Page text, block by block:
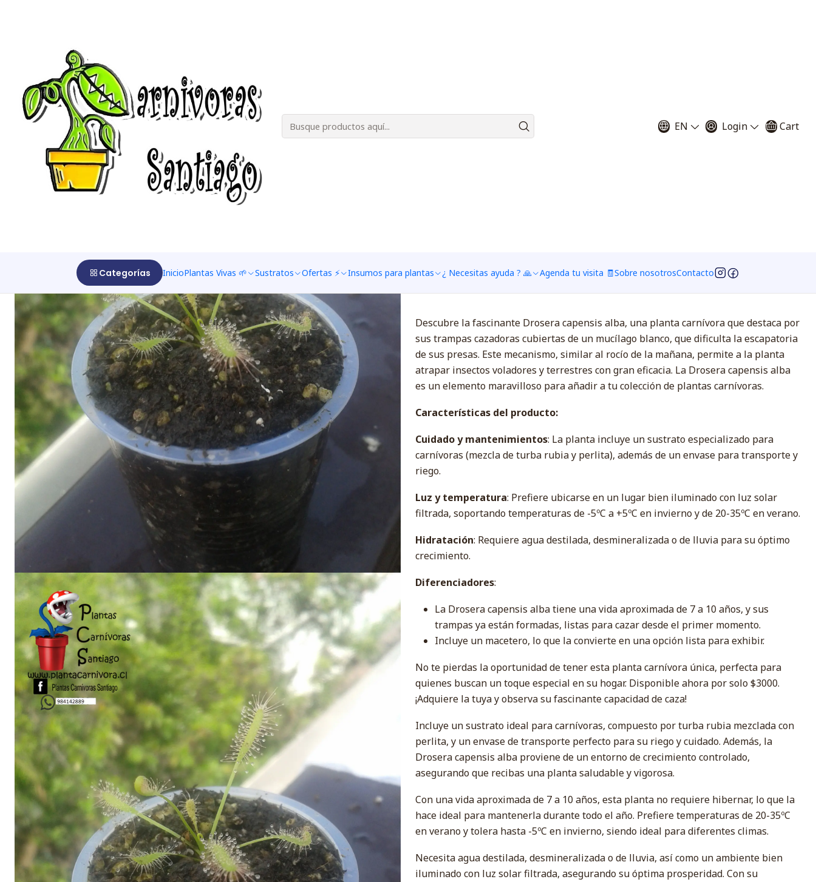
EN Login Cart
Categorías InicioPlantas Vivas 🌱 Sustratos Ofertas ⚡ Insumos para plantas ¿ Necesitas ayuda ? 🙏 Agenda tu visita 🧾Sobre nosotrosContacto
Baby 1 - 3 cm de diámetro
Juvenil de 4 a 6 cm de diámetro
Descubre la fascinante Drosera capensis alba, una planta carnívora que destaca por
sus trampas cazadoras cubiertas de un mucílago blanco, que dificulta la escapatoria
de sus presas. Este mecanismo, similar al rocío de la mañana, permite a la planta
atrapar insectos voladores y terrestres con gran eficacia. La Drosera capensis alba
es un elemento maravilloso para añadir a tu colección de plantas carnívoras.
Características del producto:
Cuidado y mantenimientos: La planta incluye un sustrato especializado para
carnívoras (mezcla de turba rubia y perlita), además de un envase para transporte y
riego.
Luz y temperatura: Prefiere ubicarse en un lugar bien iluminado con luz solar
filtrada, soportando temperaturas de -5ºC a +5ºC en invierno y de 20-35ºC en verano.
Hidratación: Requiere agua destilada, desmineralizada o de lluvia para su óptimo
crecimiento.
Diferenciadores:
La Drosera capensis alba tiene una vida aproximada de 7 a 10 años, y sus
trampas ya están formadas, listas para cazar desde el primer momento.
Incluye un macetero, lo que la convierte en una opción lista para exhibir.
No te pierdas la oportunidad de tener esta planta carnívora única, perfecta para
quienes buscan un toque especial en su hogar. Disponible ahora por solo $3000.
¡Adquiere la tuya y observa su fascinante capacidad de caza!
Incluye un sustrato ideal para carnívoras, compuesto por turba rubia mezclada con
perlita, y un envase de transporte perfecto para su riego y cuidado. Además, la
Drosera capensis alba proviene de un entorno de crecimiento controlado,
asegurando que recibas una planta saludable y vigorosa.
Con una vida aproximada de 7 a 10 años, esta planta no requiere hibernar, lo que la
hace ideal para mantenerla durante todo el año. Prefiere temperaturas de 20-35ºC
en verano y tolera hasta -5ºC en invierno, siendo ideal para diferentes climas.
Necesita agua destilada, desmineralizada o de lluvia, así como un ambiente bien
iluminado con luz solar filtrada, asegurando su óptima prosperidad. Con su